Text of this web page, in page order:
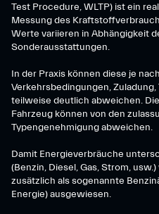
Test Procedure, WLTP) ist ein
Messung des
Werte variieren in Abhängigkeit
Sonderausstattungen.
In der Praxis können diese je
Verkehrsbedingungen,
teilweise deutlich abweichen.
Fahrzeug können von den
Typengenehmigung abweichen.
Damit Energieverbräuche
(Benzin, Diesel, Gas, Strom,
zusätzlich als sogenannte
Energie) ausgewiesen.